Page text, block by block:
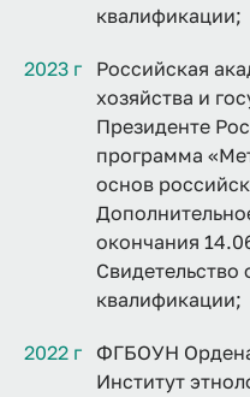
квалификации;
2023 г
Российская
хозяйства и
Президенте
программа
основ
окончания
квалификации;
2022 г
ФГБОУН
Институт